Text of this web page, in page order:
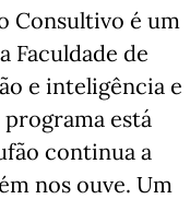
Consultivo é um
Faculdade de
e inteligência e
está
continua a
nos ouve. Um